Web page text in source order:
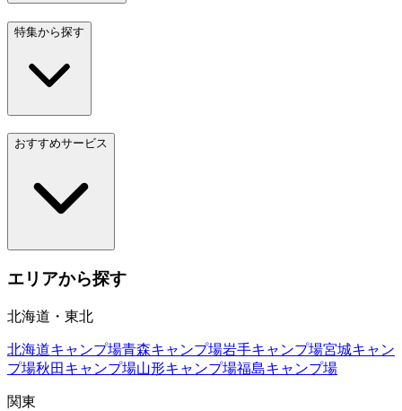
特集から探す
おすすめサービス
エリアから探す
北海道・東北
北海道キャンプ場青森キャンプ場岩手キャンプ場宮城キャン
プ場秋田 キャンプ場山形キャンプ場福島キャンプ場
関東